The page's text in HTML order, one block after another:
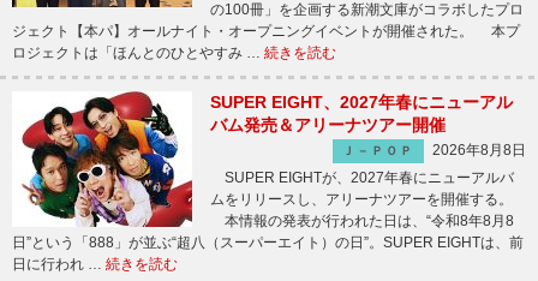
の100冊」を企画する新潮文庫がコラボしたプロ
ジェクト【本パ】オールナイト・オープニングイベントが開催された。 本プ
ロジェクトは「ほんとのひとやすみ … 続きを読む
SUPER EIGHT、2027年春にニューアル
バム発売＆アリーナツアー開催
Ｊ－ＰＯＰ
2026年8月8日
SUPER EIGHTが、2027年春にニューアルバ
ムをリリースし、アリーナツアーを開催する。
本情報の発表が行われた日は、“令和8年8月8
日”という「888」が並ぶ“超八（スーパーエイト）の日”。SUPER EIGHTは、前
日に行われ … 続きを読む